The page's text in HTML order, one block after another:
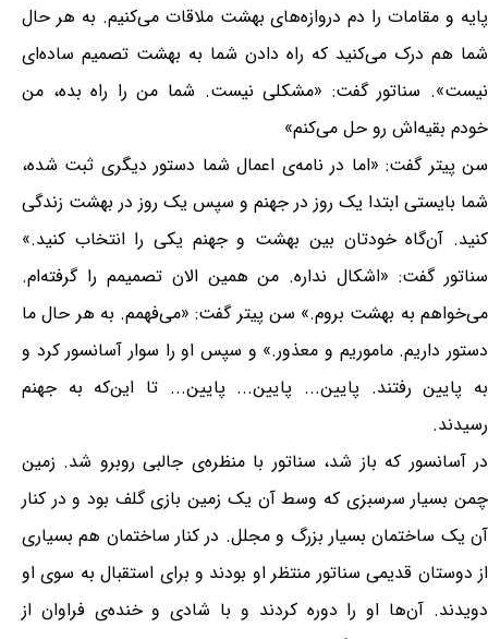
پایه و مقامات را دم دروازه‌های بهشت ملاقات می‌کنیم. به هر حال
شما هم درک می‌کنید که راه دادن شما به بهشت تصمیم ساده‌ای
نیست». سناتور گفت: «مشکلی نیست. شما من را راه بده، من
خودم بقیه‌اش رو حل می‌کنم»
سن پیتر گفت: «اما در نامه‌ی اعمال شما دستور دیگری ثبت شده،
شما بایستی ابتدا یک روز در جهنم و سپس یک روز در بهشت زندگی
کنید. آن‌گاه خودتان بین بهشت و جهنم یکی را انتخاب کنید.»
سناتور گفت: «اشکال نداره. من همین الان تصمیمم را گرفته‌ام.
می‌خواهم به بهشت بروم.» سن پیتر گفت: «می‌فهمم. به هر حال ما
دستور داریم. ماموریم و معذور.» و سپس او را سوار آسانسور کرد و
به پایین رفتند. پایین... پایین... پایین... تا این‌که به جهنم
رسیدند.
در آسانسور که باز شد، سناتور با منظره‌ی جالبی روبرو شد. زمین
چمن بسیار سرسبزی که وسط آن یک زمین بازی گلف بود و در کنار
آن یک ساختمان بسیار بزرگ و مجلل. در کنار ساختمان هم بسیاری
از دوستان قدیمی سناتور منتظر او بودند و برای استقبال به سوی او
دویدند. آن‌ها او را دوره کردند و با شادی و خنده‌ی فراوان از